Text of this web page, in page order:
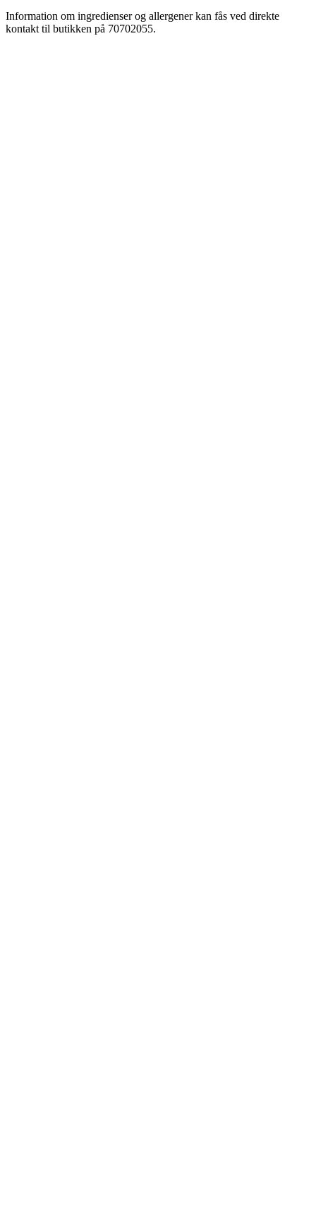
Information om ingredienser og allergener kan fås ved direkte
kontakt til butikken på 70702055.